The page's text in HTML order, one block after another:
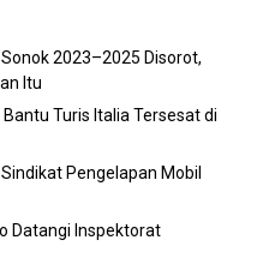
2023–2025 Disorot,
Itu
Turis Italia Tersesat di
Pengelapan Mobil
Datangi Inspektorat